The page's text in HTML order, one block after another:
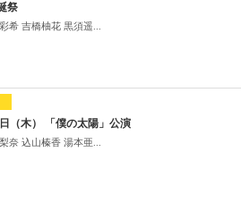
祭
希 吉橋柚花 黒須遥...
（木） 「僕の太陽」公演
奈 込山榛香 湯本亜...